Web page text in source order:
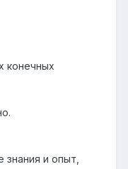
конечных
и опыт,